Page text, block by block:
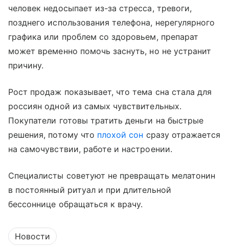
человек недосыпает из-за стресса, тревоги,
позднего использования телефона, нерегулярного
графика или проблем со здоровьем, препарат
может временно помочь заснуть, но не устранит
причину.
Рост продаж показывает, что тема сна стала для
россиян одной из самых чувствительных.
Покупатели готовы тратить деньги на быстрые
решения, потому что плохой сон сразу отражается
на самочувствии, работе и настроении.
Специалисты советуют не превращать мелатонин
в постоянный ритуал и при длительной
бессоннице обращаться к врачу.
Новости